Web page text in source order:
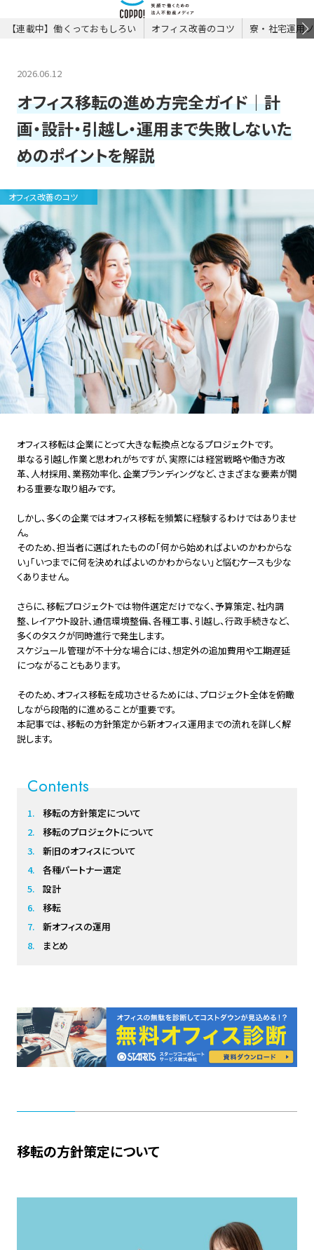
【連載中】働くっておもしろい オフィス改善のコツ 寮・社宅運用
2026.06.12
オフィス移転の進め方完全ガイド｜計
画・設計・引越し・運用まで失敗しないた
めのポイントを解説
オフィス改善のコツ
オフィス移転は企業にとって大きな転換点となるプロジェクトです。
単なる引越し作業と思われがちですが、実際には経営戦略や働き方改
革、人材採用、業務効率化、企業ブランディングなど、さまざまな要素が関
わる重要な取り組みです。
しかし、多くの企業ではオフィス移転を頻繁に経験するわけではありませ
ん。
そのため、担当者に選ばれたものの「何から始めればよいのかわからな
い」「いつまでに何を決めればよいのかわからない」と悩むケースも少な
くありません。
さらに、移転プロジェクトでは物件選定だけでなく、予算策定、社内調
整、レイアウト設計、通信環境整備、各種工事、引越し、行政手続きなど、
多くのタスクが同時進行で発生します。
スケジュール管理が不十分な場合には、想定外の追加費用や工期遅延
につながることもあります。
そのため、オフィス移転を成功させるためには、プロジェクト全体を俯瞰
しながら段階的に進めることが重要です。
本記事では、移転の方針策定から新オフィス運用までの流れを詳しく解
説します。
Contents
移転の方針策定について
移転のプロジェクトについて
新旧のオフィスについて
各種パートナー選定
設計
移転
新オフィスの運用
まとめ
移転の方針策定について